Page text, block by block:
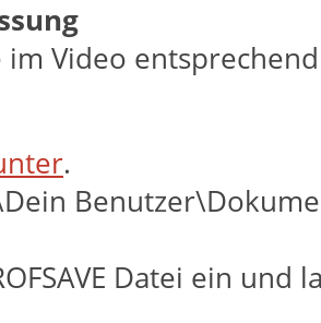
Video
.
Datei ein und